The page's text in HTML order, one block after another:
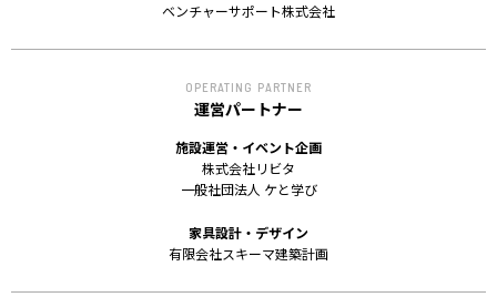
ベンチャーサポート株式会社
OPERATING PARTNER
運営パートナー
施設運営・イベント企画
株式会社リビタ
一般社団法人 ケと学び
家具設計・デザイン
有限会社スキーマ建築計画